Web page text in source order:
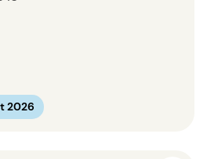
2026